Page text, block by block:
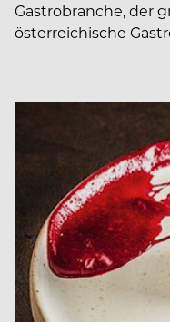
Gastrobranche, der
österreichische